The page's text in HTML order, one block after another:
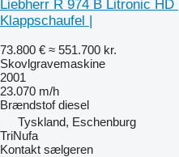
Liebherr R 974 B Litronic HD
Klappschaufel |
73.800 € ≈ 551.700 kr.
Skovlgravemaskine
2001
23.070 m/h
Brændstof diesel
Tyskland, Eschenburg
TriNufa
Kontakt sælgeren